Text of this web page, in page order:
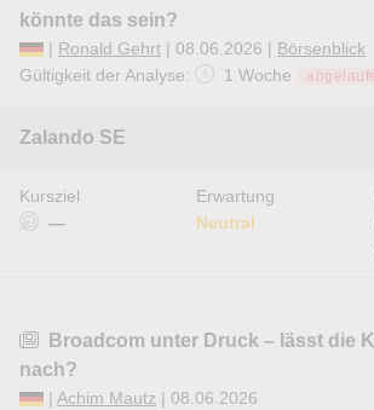
könnte das sein?
| Ronald Gehrt | 08.06.2026 | Börsenblick
Gültigkeit der Analyse:
1 Woche
Zalando SE
Kursziel
—
Erwartung
Neutral
Broadcom unter Druck – lässt die
nach?
| Achim Mautz | 08.06.2026